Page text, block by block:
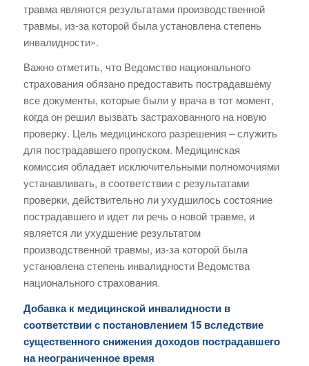
травма являются результатами производственной
травмы, из-за которой была установлена степень
инвалидности».
Важно отметить, что Ведомство национального
страхования обязано предоставить пострадавшему
все документы, которые были у врача в тот момент,
когда он решил вызвать застрахованного на новую
проверку. Цель медицинского разрешения – служить
для пострадавшего пропуском. Медицинская
комиссия обладает исключительными полномочиями
устанавливать, в соответствии с результатами
проверки, действительно ли ухудшилось состояние
пострадавшего и идет ли речь о новой травме, и
является ли ухудшение результатом
производственной травмы, из-за которой была
установлена степень инвалидности Ведомства
национального страхования.
Добавка к медицинской инвалидности в
соответствии с постановлением 15 вследствие
существенного снижения доходов пострадавшего
на неограниченное время